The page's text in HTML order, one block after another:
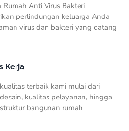
Rumah Anti Virus Bakteri
perlindungan keluarga Anda
virus dan bakteri yang datang
Kerja
terbaik kami mulai dari
kualitas pelayanan, hingga
bangunan rumah